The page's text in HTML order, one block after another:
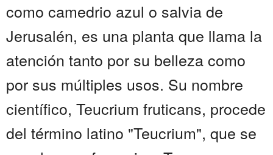
como camedrio azul o salvia de
Jerusalén, es una planta que llama la
atención tanto por su belleza como
por sus múltiples usos. Su nombre
científico, Teucrium fruticans, procede
del término latino "Teucrium", que se